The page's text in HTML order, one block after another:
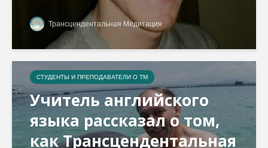
Трансцендентальная Медитация
СТУДЕНТЫ И ПРЕПОДАВАТЕЛИ О ТМ
Учитель английского
языка рассказал о том,
как Трансцендентальная